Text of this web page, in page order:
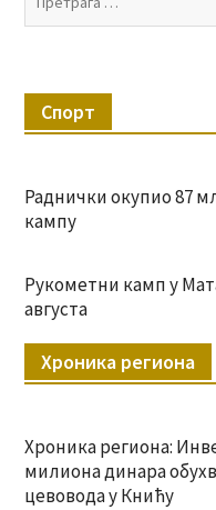
Спорт
Раднички окупио 87
кампу
Рукометни камп у
августа
Хроника региона
Хроника региона:
милиона динара
цевовода у Книћу